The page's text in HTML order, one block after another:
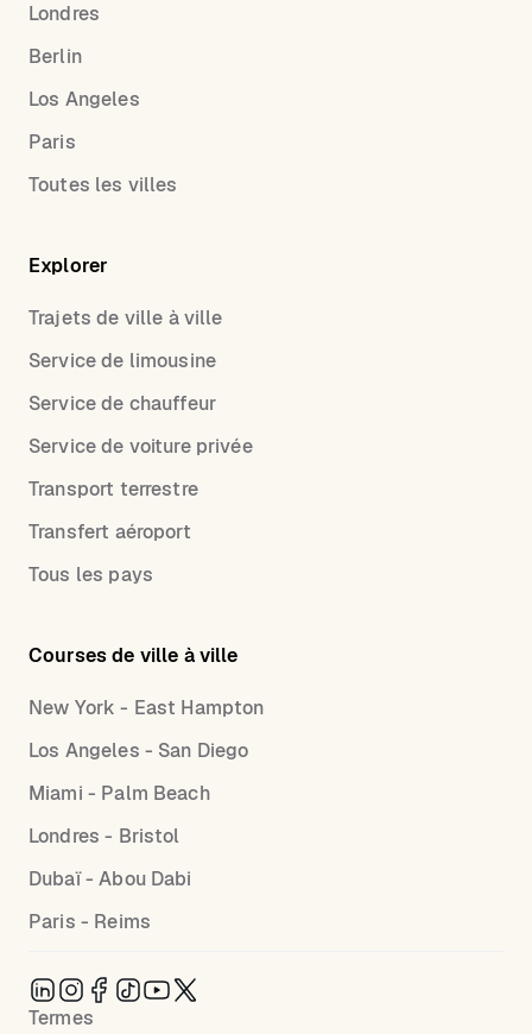
Londres
Berlin
Los Angeles
Paris
Toutes les villes
Explorer
Trajets de ville à ville
Service de limousine
Service de chauffeur
Service de voiture privée
Transport terrestre
Transfert aéroport
Tous les pays
Courses de ville à ville
New York - East Hampton
Los Angeles - San Diego
Miami - Palm Beach
Londres - Bristol
Dubaï - Abou Dabi
Paris - Reims
Termes